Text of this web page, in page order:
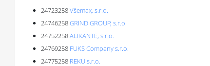
24723258Všemax, s.r.o.
24746258GRIND GROUP, s.r.o.
24752258ALIKANTE, s.r.o.
24769258 FUKS Company s.r.o.
24775258 REKU s.r.o.